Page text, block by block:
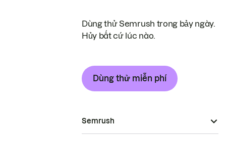
Dùng thử Semrush trong bảy ngày.
Hủy bất cứ lúc nào.
Dùng thử miễn phí
Semrush